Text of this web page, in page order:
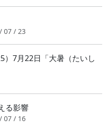
07 / 23
7月22日「大暑（たいし
る影響
07 / 16